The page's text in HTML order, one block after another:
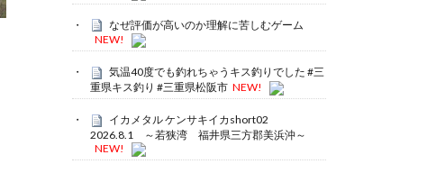
なぜ評価が高いのか理解に苦しむゲーム
NEW!
気温40度でも釣れちゃうキス釣りでした #三
重県キス釣り #三重県松阪市 NEW!
イカメタル ケンサキイカshort02
2026.8.1 ～若狭湾 福井県三方郡美浜沖～
NEW!